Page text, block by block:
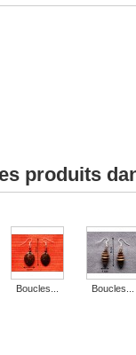
produits
Boucles... Boucles...